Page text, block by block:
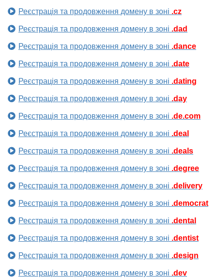
Реєстрація та продовження домену в зоні .cz
Реєстрація та продовження домену в зоні .dad
Реєстрація та продовження домену в зоні .dance
Реєстрація та продовження домену в зоні .date
Реєстрація та продовження домену в зоні .dating
Реєстрація та продовження домену в зоні .day
Реєстрація та продовження домену в зоні .de.com
Реєстрація та продовження домену в зоні .deal
Реєстрація та продовження домену в зоні .deals
Реєстрація та продовження домену в зоні .degree
Реєстрація та продовження домену в зоні .delivery
Реєстрація та продовження домену в зоні .democrat
Реєстрація та продовження домену в зоні .dental
Реєстрація та продовження домену в зоні .dentist
Реєстрація та продовження домену в зоні .design
Реєстрація та продовження домену в зоні .dev